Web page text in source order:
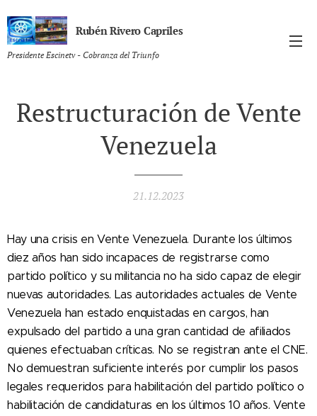
Rubén Rivero Capriles
Presidente Escinetv - Cobranza del Triunfo
Restructuración de Vente
Venezuela
21.12.2023
Hay una crisis en Vente Venezuela. Durante los últimos
diez años han sido incapaces de registrarse como
partido político y su militancia no ha sido capaz de elegir
nuevas autoridades. Las autoridades actuales de Vente
Venezuela han estado enquistadas en cargos, han
expulsado del partido a una gran cantidad de afiliados
quienes efectuaban críticas. No se registran ante el CNE.
No demuestran suficiente interés por cumplir los pasos
legales requeridos para habilitación del partido político o
habilitación de candidaturas en los últimos 10 años. Vente